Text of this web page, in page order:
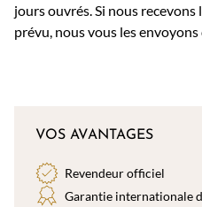
jours ouvrés. Si nous
prévu, nous vous les envoyons
VOS AVANTAGES
Revendeur officiel
Garantie internationale